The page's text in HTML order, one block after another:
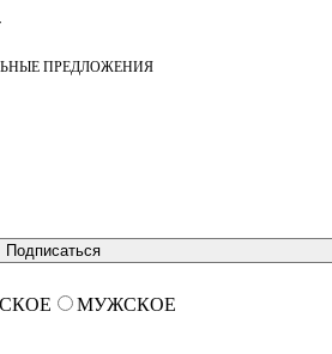
ПРЕДЛОЖЕНИЯ
Подписаться
МУЖСКОЕ